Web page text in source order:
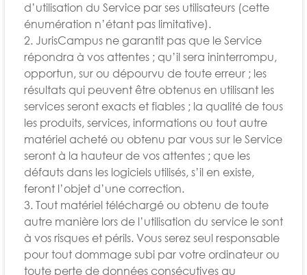
d’utilisation du Service par ses utilisateurs (cette
énumération n’étant pas limitative).
2. JurisCampus ne garantit pas que le Service
répondra à vos attentes ; qu’il sera ininterrompu,
opportun, sur ou dépourvu de toute erreur ; les
résultats qui peuvent être obtenus en utilisant les
services seront exacts et fiables ; la qualité de tous
les produits, services, informations ou tout autre
matériel acheté ou obtenu par vous sur le Service
seront à la hauteur de vos attentes ; que les
défauts dans les logiciels utilisés, s’il en existe,
feront l’objet d’une correction.
3. Tout matériel téléchargé ou obtenu de toute
autre manière lors de l’utilisation du service le sont
à vos risques et périls. Vous serez seul responsable
pour tout dommage subi par votre ordinateur ou
toute perte de données consécutives au